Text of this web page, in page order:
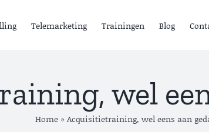
Telemarketing Trainingen Blog
wel
Home» Acquisitietraining, wel eens aan